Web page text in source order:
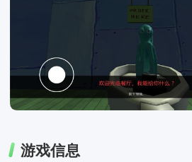
游戏信息